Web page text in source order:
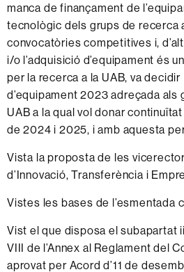
manca de finançament de
tecnològic dels grups de recerca
convocatòries competitives i,
i/o l’adquisició d’equipament és
per la recerca a la UAB, va
d’equipament 2023 adreçada als
UAB a la qual vol donar
de 2024 i 2025, i amb aquesta
Vista la proposta de les
d’Innovació, Transferència i
Vistes les bases de l’esmentada
Vist el que disposa el subapartat
VIII de l’Annex al Reglament del
aprovat per Acord d’11 de